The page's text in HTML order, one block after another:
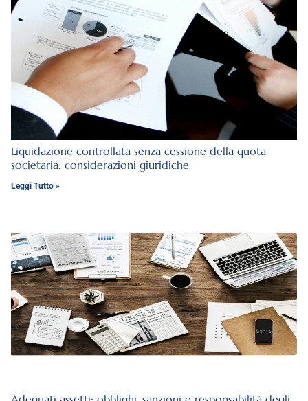
Liquidazione controllata senza cessione della quota
societaria: considerazioni giuridiche
Leggi Tutto »